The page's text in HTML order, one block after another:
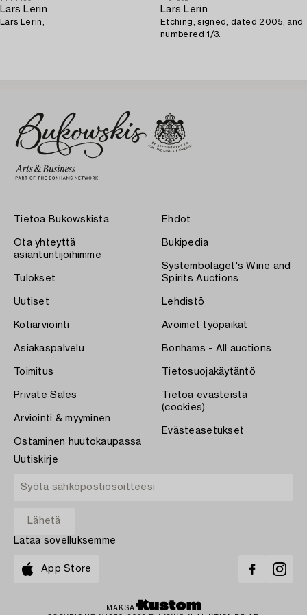
Lars Lerin
Lars Lerin,
Lars Lerin
Etching, signed, dated 2005, and
numbered 1/3.
Tietoa Bukowskista
Ota yhteyttä
asiantuntijoihimme
Tulokset
Uutiset
Kotiarviointi
Asiakaspalvelu
Toimitus
Private Sales
Arviointi & myyminen
Ostaminen huutokaupassa
Ehdot
Bukipedia
Systembolaget's Wine and
Spirits Auctions
Lehdistö
Avoimet työpaikat
Bonhams - All auctions
Tietosuojakäytäntö
Tietoa evästeistä
(cookies)
Evästeasetukset
Uutiskirje
Lataa sovelluksemme
App Store
MAKSA